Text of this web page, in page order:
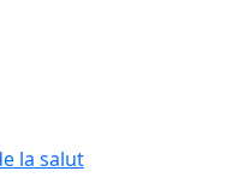
la salut